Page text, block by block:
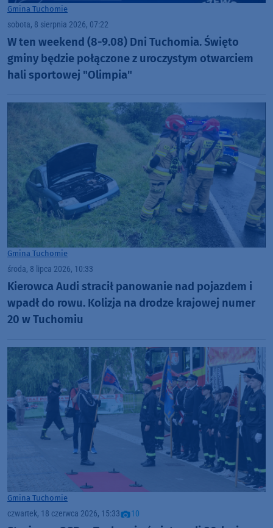
Gmina Tuchomie
sobota, 8 sierpnia 2026, 07:22
W ten weekend (8-9.08) Dni Tuchomia. Święto
gminy będzie połączone z uroczystym otwarciem
hali sportowej "Olimpia"
Gmina Tuchomie
środa, 8 lipca 2026, 10:33
Kierowca Audi stracił panowanie nad pojazdem i
wpadł do rowu. Kolizja na drodze krajowej numer
20 w Tuchomiu
Gmina Tuchomie
czwartek, 18 czerwca 2026, 15:33 10